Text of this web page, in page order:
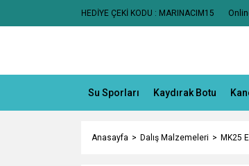
HEDİYE ÇEKİ KODU : MARINACIM15
Su Sporları Kaydırak Botu
Anasayfa Dalış Malzemeleri MK25